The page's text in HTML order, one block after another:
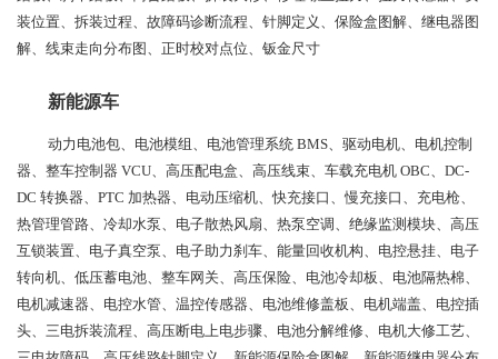
装位置、拆装过程、故障码诊断流程、针脚定义、保险盒图解、继电器图
解、线束走向分布图、正时校对点位、钣金尺寸
新能源车
动力电池包、电池模组、电池管理系统 BMS、驱动电机、电机控制
器、整车控制器 VCU、高压配电盒、高压线束、车载充电机 OBC、DC-
DC 转换器、PTC 加热器、电动压缩机、快充接口、慢充接口、充电枪、
热管理管路、冷却水泵、电子散热风扇、热泵空调、绝缘监测模块、高压
互锁装置、电子真空泵、电子助力刹车、能量回收机构、电控悬挂、电子
转向机、低压蓄电池、整车网关、高压保险、电池冷却板、电池隔热棉、
电机减速器、电控水管、温控传感器、电池维修盖板、电机端盖、电控插
头、三电拆装流程、高压断电上电步骤、电池分解维修、电机大修工艺、